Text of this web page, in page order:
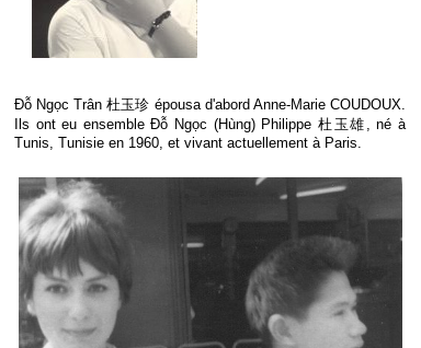
Đỗ Ngọc Trân 杜玉珍 épousa d'abord Anne-Marie COUDOUX.
Ils ont eu ensemble Đỗ Ngọc (Hùng) Philippe 杜玉雄, né à
Tunis, Tunisie en 1960, et vivant actuellement à Paris.